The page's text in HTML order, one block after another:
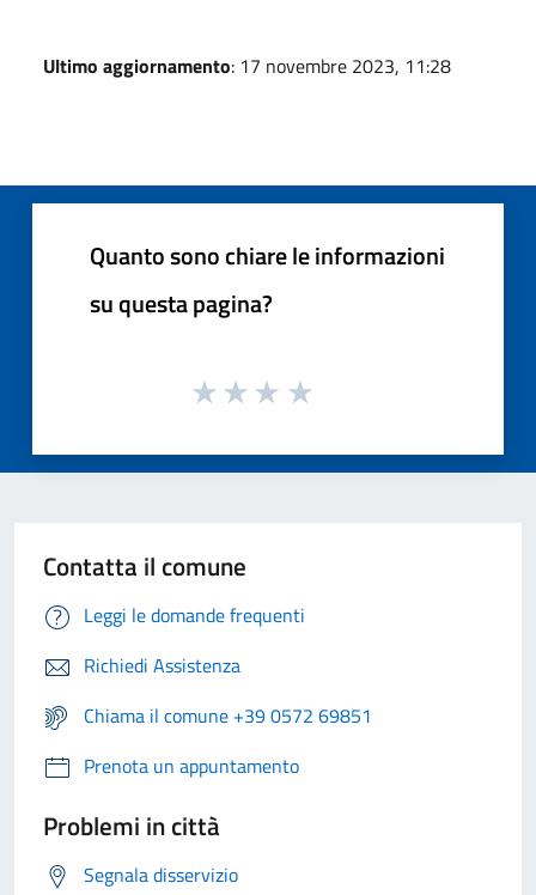
Ultimo aggiornamento: 17 novembre 2023, 11:28
Quanto sono chiare le informazioni
su questa pagina?
Contatta il comune
Leggi le domande frequenti
Richiedi Assistenza
Chiama il comune +39 0572 69851
Prenota un appuntamento
Problemi in città
Segnala disservizio